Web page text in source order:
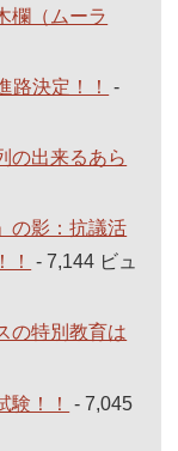
欄（ムーラ
路決定！！
-
出来るあら
の影：抗議活
！
- 7,144 ビュ
の特別教育は
！！
- 7,045